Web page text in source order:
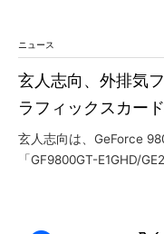
ニュース
玄人志向、外排気
ラフィックスカー
玄人志向は、GeForce
「GF9800GT-E1GHD/